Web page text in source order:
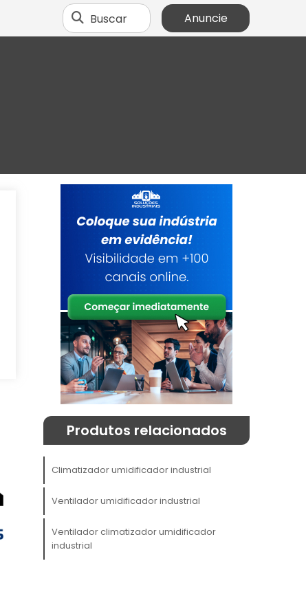
Buscar Anuncie
Produtos relacionados
Climatizador umidificador industrial
Ventilador umidificador industrial
Ventilador climatizador umidificador
industrial